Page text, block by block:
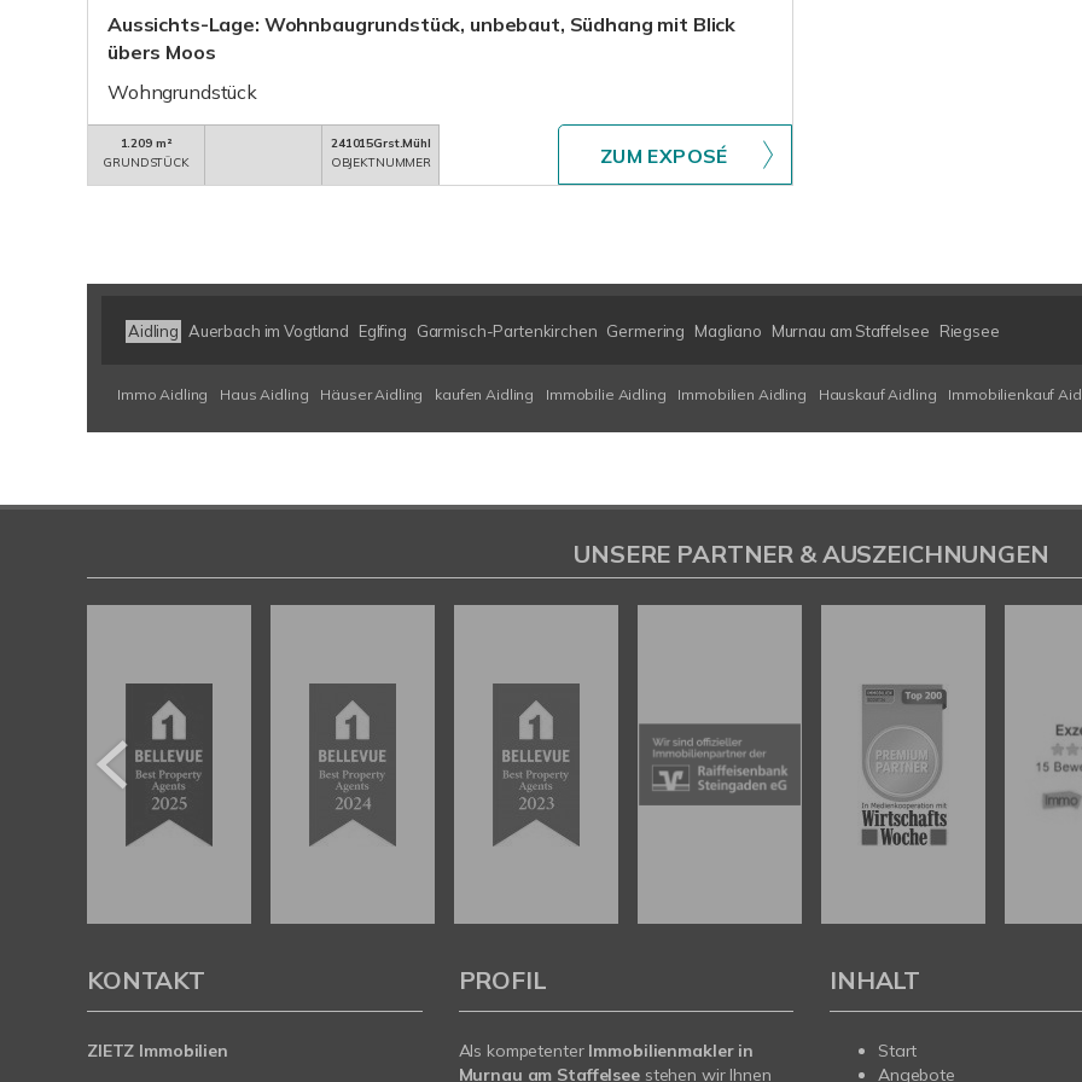
Aussichts-Lage: Wohnbaugrundstück, unbebaut, Südhang mit Blick
übers Moos
Wohngrundstück
1.209 m²
GRUNDSTÜCK
241015Grst.Mühl
OBJEKTNUMMER
ZUM EXPOSÉ
Aidling Auerbach im Vogtland Eglfing Garmisch-Partenkirchen Germering Magliano Murnau am Staffelsee Riegsee
Immo Aidling Haus Aidling Häuser Aidling kaufen Aidling Immobilie Aidling Immobilien Aidling Hauskauf Aidling Immobilienkauf
UNSERE PARTNER & AUSZEICHNUNGEN
KONTAKT
ZIETZ Immobilien
PROFIL
Als kompetenter Immobilienmakler in
Murnau am Staffelseestehen wir Ihnen
INHALT
Start
Angebote